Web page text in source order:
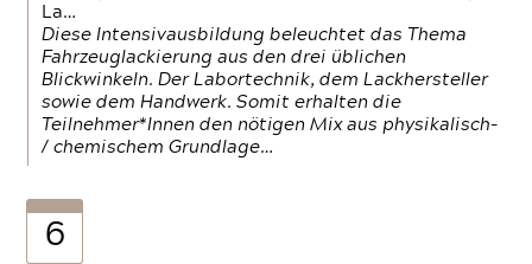
La…
Diese Intensivausbildung beleuchtet das Thema
Fahrzeuglackierung aus den drei üblichen
Blickwinkeln. Der Labortechnik, dem Lackhersteller
sowie dem Handwerk. Somit erhalten die
Teilnehmer*Innen den nötigen Mix aus physikalisch-
/ chemischem Grundlage…
6